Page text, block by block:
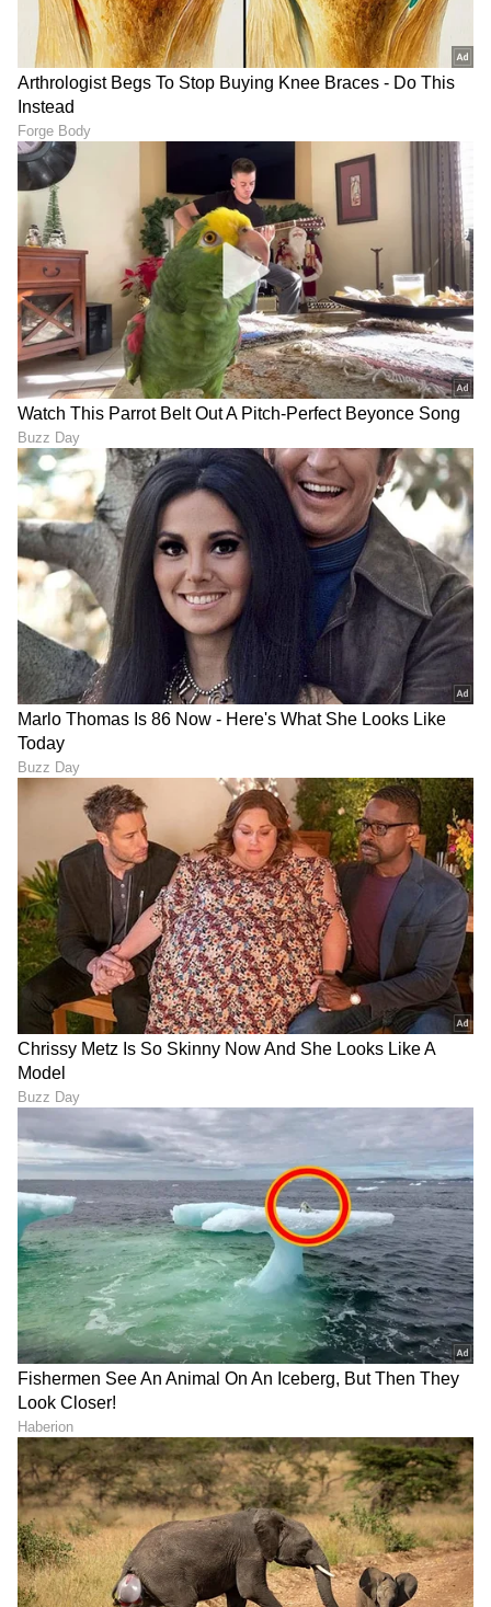
ವೈಭವ್ ಡೆಬ್ಯೂ ದಾಖಲೆ ಬರೆದರೂ
ಸಿಗಲಿಲ್ಲ ಗೆಲುವು, ಐರ್ಲೆಂಡ್ ಬಳಿಕ
ಇಂಗ್ಲೆಂಡ್‌ನಲ್ಲಿ ಮಂದುವರಿದ
ಸೋಲು
ಭಾವುಕ ಕ್ಷಣಕ್ಕೆ ಸಾಕ್ಷಿಯಾದ
ಸೂರ್ಯವಂಶಿ ಡೆಬ್ಯೂ; ಕ್ಯಾಪ್
ಪಡೆಯುವಾಗ ಕಣ್ಣೀರಿಟ್ಟ
ಫೋಟೋ ವೈರಲ್
ಅಪ್ಪ ತೆಗೆದುಕೊಂಡ ಆ ಒಂದು
ದಿಟ್ಟ ನಿರ್ಧಾರ ನನ್ನ ಹಣೆಬರಹ
ಬದಲಿಸಿತು - ಸಂಜು ಭಾವುಕ
ವೈಭವ್ ಡೆಬ್ಯೂ ಪಂದ್ಯದಲ್ಲಿ
ಇಂಗ್ಲೆಂಡ್‌ಗೆ 191 ರನ್ ಟಾರ್ಗೆಟ್,
ಮ್ಯಾಂಚೆಸ್ಟರ್‌ನಲ್ಲಿ ಡಿಫೆಂಡ್
ಮಾಡುತ್ತಾ ಭಾರತ?
LATEST VIDEOS
"ರಾಜಕೀಯ ಬೇಡ, ಸಿನಿಮಾನೇ ಪ್ರಾಣ":
ಕನಕೋತ್ಸವದಲ್ಲಿ ರಿಷಬ್ ಶೆಟ್ಟಿ | Rishab
Shetty speech | Suvarna News
ಶೇ.50 ರಿಂದ ಶೇ.18 ಕ್ಕೆ TAX ಇಳಿಕೆ: ಮೋದಿ-
ಟ್ರಂಪ್ ಐತಿಹಾಸಿಕ ಒಪ್ಪಂದ | India US
Trade Deal | Party Rounds